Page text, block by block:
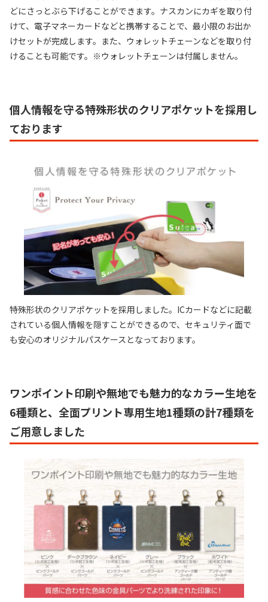
どにさっとぶら下げることができます。ナスカンにカギを取り付
けて、電子マネーカードなどと携帯することで、最小限のお出か
けセットが完成します。また、ウォレットチェーンなどを取り付
けることも可能です。※ウォレットチェーンは付属しません。
個人情報を守る特殊形状のクリアポケットを採用し
ております
特殊形状のクリアポケットを採用しました。ICカードなどに記載
されている個人情報を隠すことができるので、セキュリティ面で
も安心のオリジナルパスケースとなっております。
ワンポイント印刷や無地でも魅力的なカラー生地を
6種類と、 全面プリント専用生地1種類の計7種類を
ご用意しました